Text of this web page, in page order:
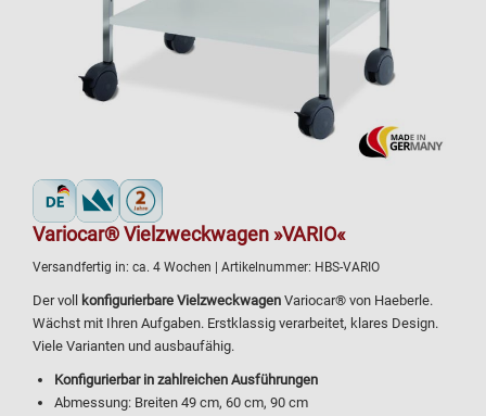
Variocar® Vielzweckwagen »VARIO«
Versandfertig in: ca. 4 Wochen | Artikelnummer: HBS-VARIO
Der voll konfigurierbare Vielzweckwagen Variocar® von Haeberle.
Wächst mit Ihren Aufgaben. Erstklassig verarbeitet, klares Design.
Viele Varianten und ausbaufähig.
Konfigurierbar in zahlreichen Ausführungen
Abmessung: Breiten 49 cm, 60 cm, 90 cm